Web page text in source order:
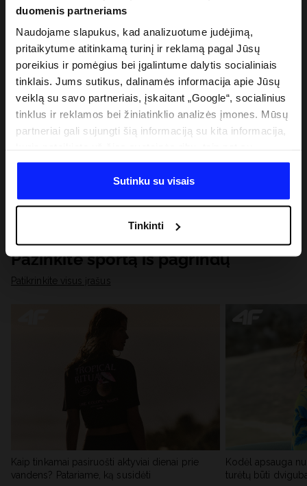
duomenis partneriams
Naudojame slapukus, kad analizuotume judėjimą,
pritaikytume atitinkamą turinį ir reklamą pagal Jūsų
poreikius ir pomėgius bei įgalintume dalytis socialiniais
tinklais. Jums sutikus, dalinamės informacija apie Jūsų
veiklą su savo partneriais, įskaitant „Google“, socialinius
tinklus ir reklamos bei žiniatinklio analizės įmones. Mūsų
partneriai gali sujungti šią informaciją su kita informacija,
duomenimis, kuriuos jie gauna, kai naudojatės jų
paslaugomis. Gavus Jūsų leidimą, mes galime perduoti
Jūsų asmeninę informaciją savo partneriams, siekdami
analitinius tyrimus, pritaikyti turinį ir tobulinti mūsų
partnerių siūlomus sprendimus (pvz., socialinius tinklus).
Išsamią informaciją rasite mūsų Privatumo politikoje ir
skiltyje „Išsami informacija“.
Sutinku su visais
Tinkinti
Pažinkite sportą iš pagrindų
Patikrinkite visus įrašus
Kaip tinkamai pasiruošti aktyviai dienai prie
vandens? Patariame, ką susidėti
Kodėl apsauga
turėtų būti